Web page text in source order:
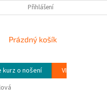
ÚDAJŮ (GDPR)
Přihlášení
NÁKUPNÍ
Prázdný košík
kurz o nošení
VIDEONÁVODY